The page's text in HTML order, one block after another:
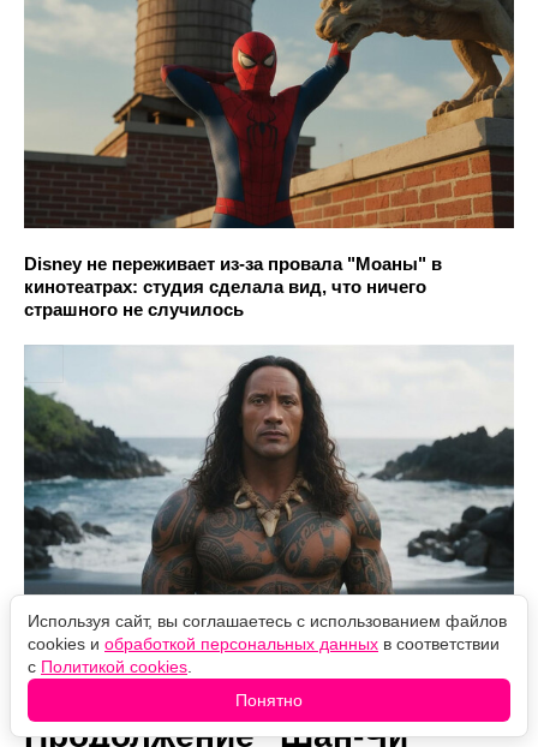
Disney не переживает из-за провала "Моаны" в
кинотеатрах: студия сделала вид, что ничего
страшного не случилось
Продолжение "Шан-Чи"
Используя сайт, вы соглашаетесь с использованием файлов
cookies и обработкой персональных данных в соответствии
с Политикой cookies
Понятно